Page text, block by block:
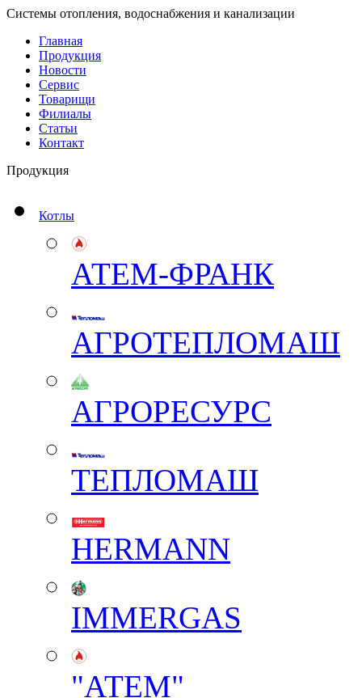
Системы отопления, водоснабжения и канализации
Главная
Продукция
Новости
Сервис
Товарищи
Филиалы
Статьи
Контакт
Продукция
Котлы
АТЕМ-ФРАНК
АГРОТЕПЛОМАШ
АГРОРЕСУРС
ТЕПЛОМАШ
HERMANN
IMMERGAS
"АТЕМ"